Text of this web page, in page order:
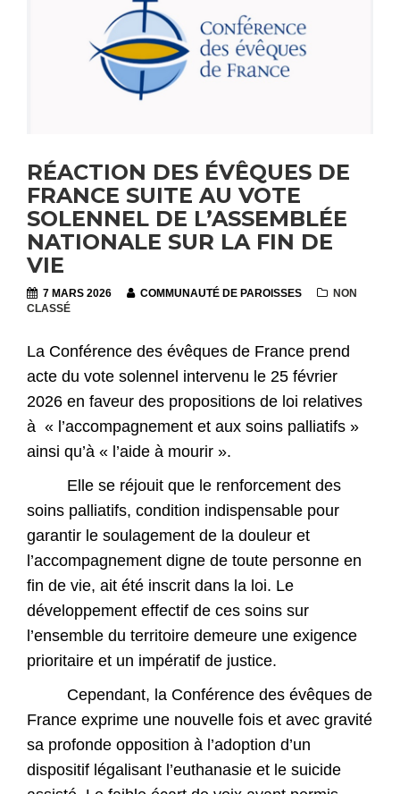
RÉACTION DES ÉVÊQUES DE
FRANCE SUITE AU VOTE
SOLENNEL DE L’ASSEMBLÉE
NATIONALE SUR LA FIN DE
VIE
7 MARS 2026 COMMUNAUTÉ DE PAROISSES
NON
CLASSÉ
La Conférence des évêques de France prend
acte du vote solennel intervenu le 25 février
2026 en faveur des propositions de loi relatives
à « l’accompagnement et aux soins palliatifs »
ainsi qu’à « l’aide à mourir ».
Elle se réjouit que le renforcement des
soins palliatifs, condition indispensable pour
garantir le soulagement de la douleur et
l’accompagnement digne de toute personne en
fin de vie, ait été inscrit dans la loi. Le
développement effectif de ces soins sur
l’ensemble du territoire demeure une exigence
prioritaire et un impératif de justice.
Cependant, la Conférence des évêques de
France exprime une nouvelle fois et avec gravité
sa profonde opposition à l’adoption d’un
dispositif légalisant l’euthanasie et le suicide